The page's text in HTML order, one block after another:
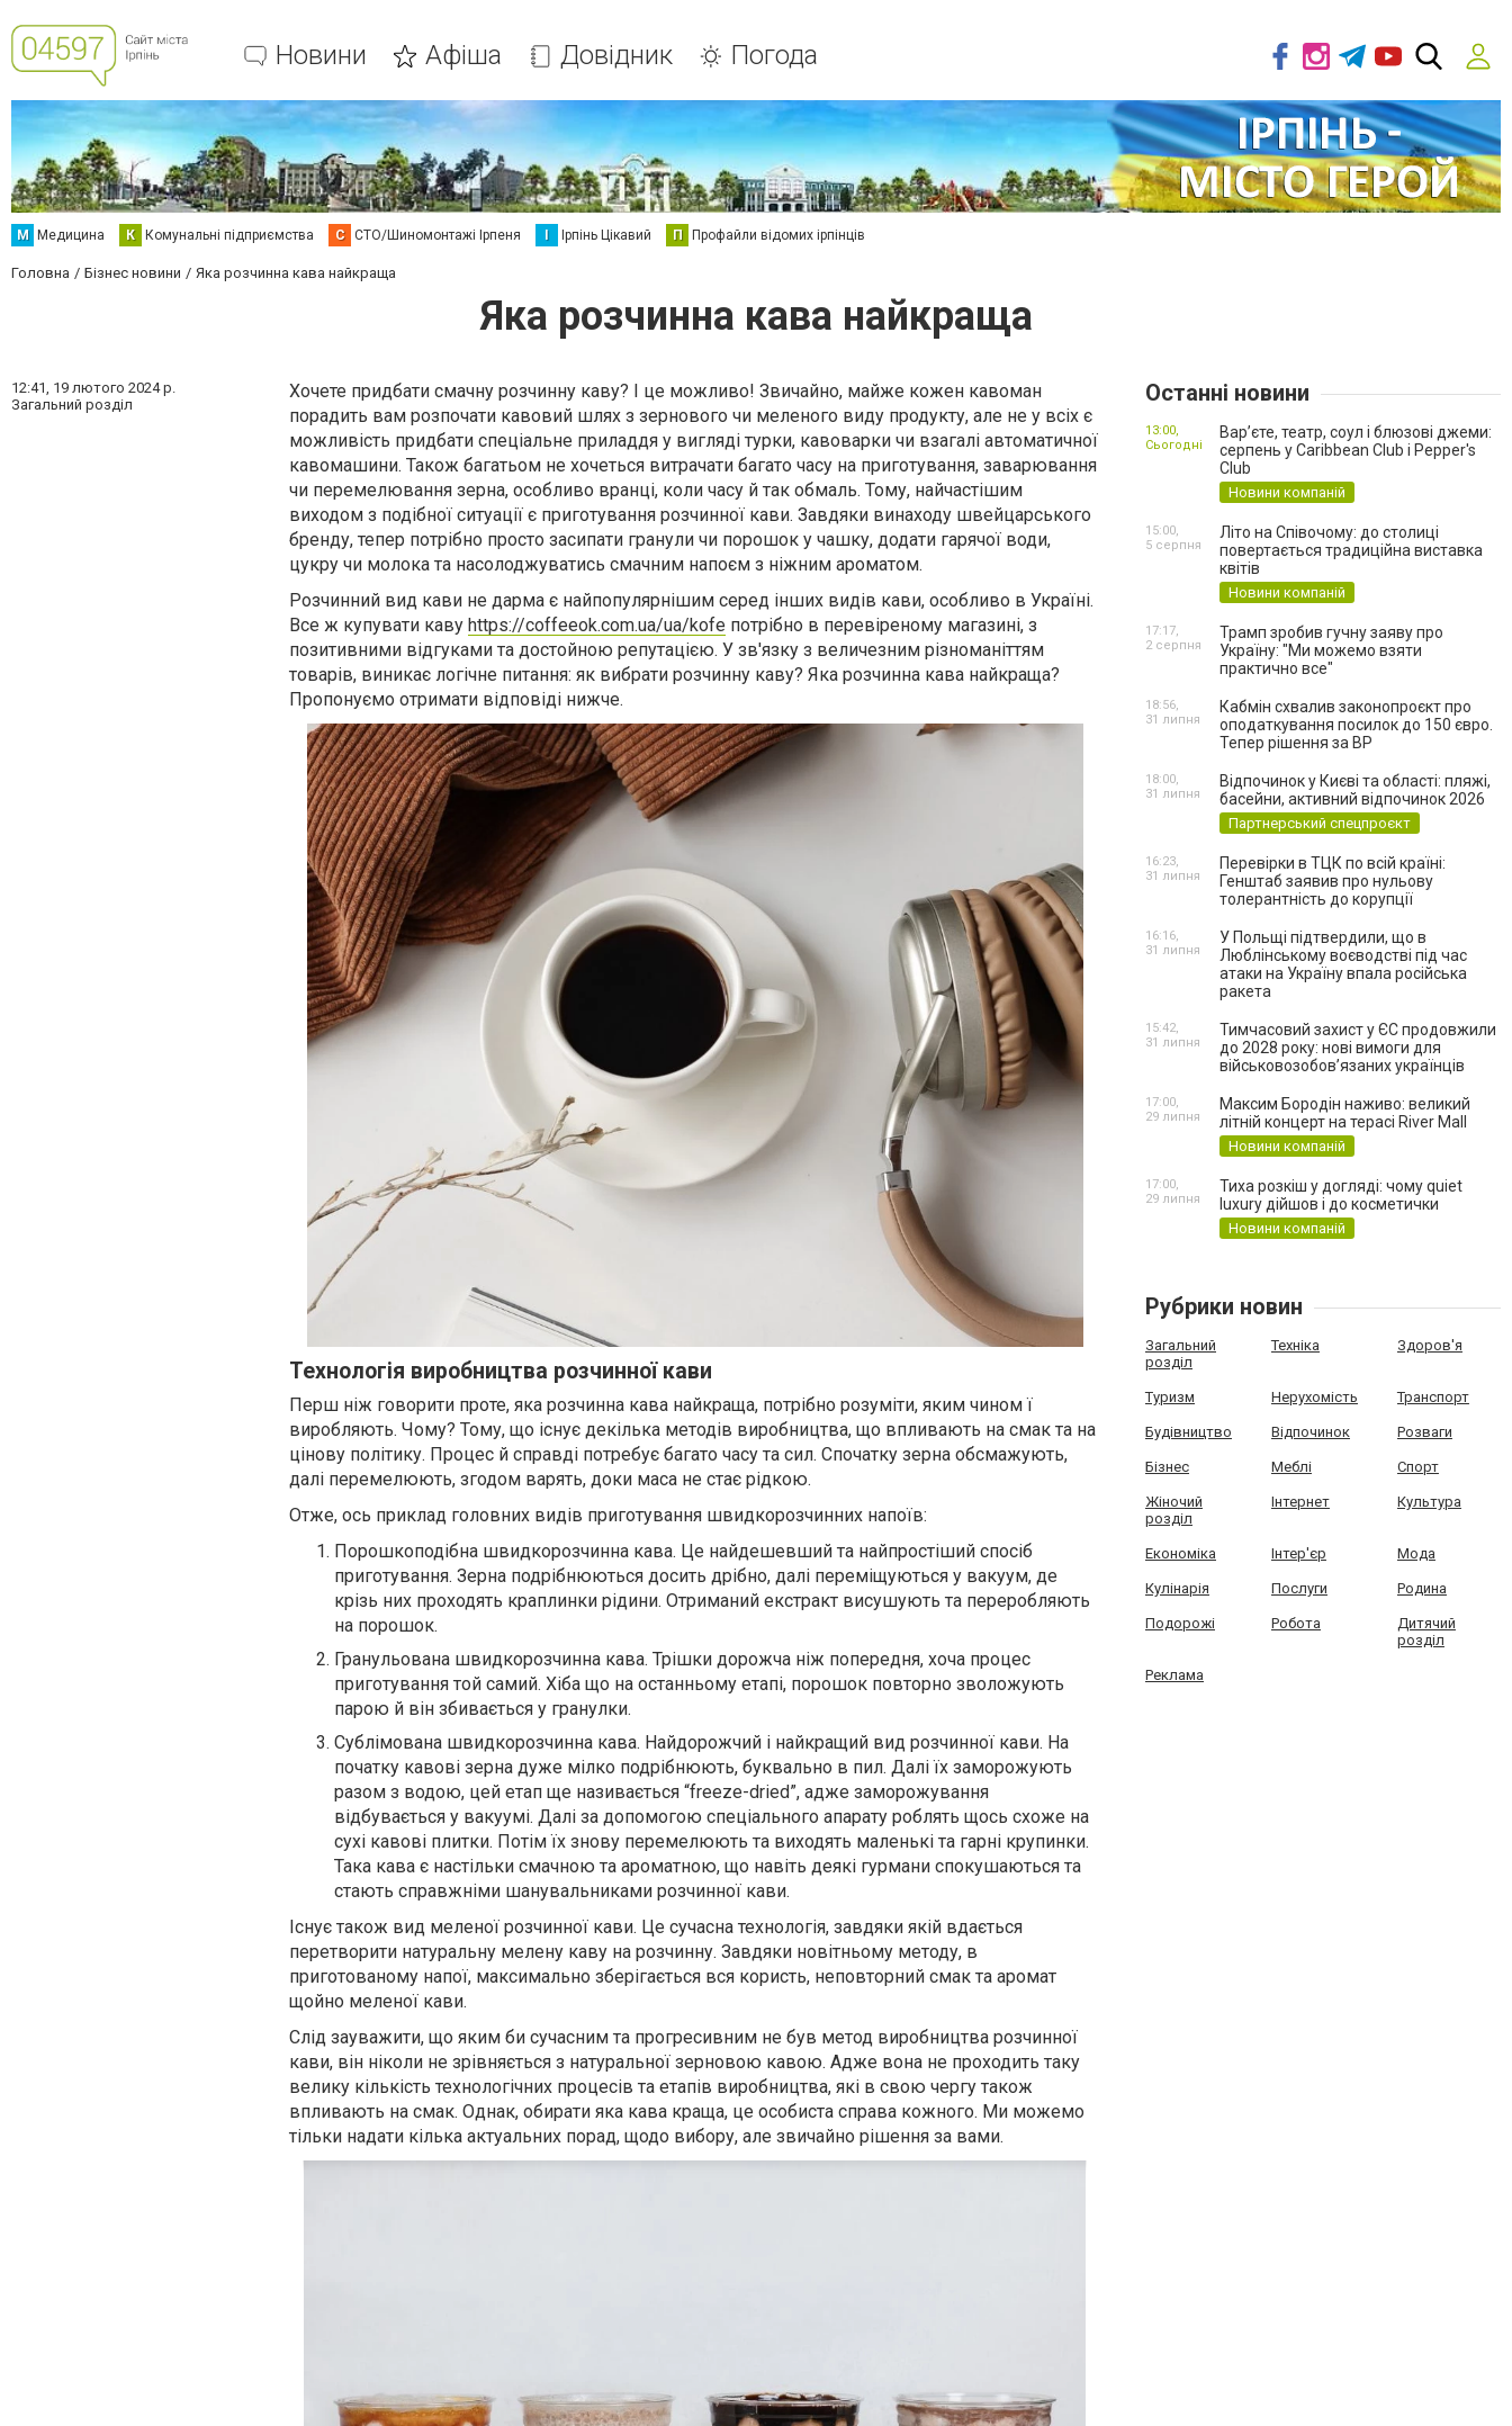
Новини Афіша Довідник Погода
М Медицина К Комунальні підприємства С СТО/Шиномонтажі Ірпеня І Ірпінь Цікавий П Профайли відомих ірпінців
Головна Бізнес новини Яка розчинна кава найкраща
Яка розчинна кава найкраща
12:41, 19 лютого 2024 р.
Загальний розділ
Хочете придбати смачну розчинну каву? І це можливо! Звичайно, майже кожен кавоман
порадить вам розпочати кавовий шлях з зернового чи меленого виду продукту, але не у всіх є
можливість придбати спеціальне приладдя у вигляді турки, кавоварки чи взагалі автоматичної
кавомашини. Також багатьом не хочеться витрачати багато часу на приготування, заварювання
чи перемелювання зерна, особливо вранці, коли часу й так обмаль. Тому, найчастішим
виходом з подібної ситуації є приготування розчинної кави. Завдяки винаходу швейцарського
бренду, тепер потрібно просто засипати гранули чи порошок у чашку, додати гарячої води,
цукру чи молока та насолоджуватись смачним напоєм з ніжним ароматом.
Розчинний вид кави не дарма є найпопулярнішим серед інших видів кави, особливо в Україні.
Все ж купувати каву https://coffeeok.com.ua/ua/kofe потрібно в перевіреному магазині, з
позитивними відгуками та достойною репутацією. У зв'язку з величезним різноманіттям
товарів, виникає логічне питання: як вибрати розчинну каву? Яка розчинна кава найкраща?
Пропонуємо отримати відповіді нижче.
Технологія виробництва розчинної кави
Перш ніж говорити проте, яка розчинна кава найкраща, потрібно розуміти, яким чином ї
виробляють. Чому? Тому, що існує декілька методів виробництва, що впливають на смак та на
цінову політику. Процес й справді потребує багато часу та сил. Спочатку зерна обсмажують,
далі перемелюють, згодом варять, доки маса не стає рідкою.
Отже, ось приклад головних видів приготування швидкорозчинних напоїв:
Порошкоподібна швидкорозчинна кава. Це найдешевший та найпростіший спосіб
приготування. Зерна подрібнюються досить дрібно, далі переміщуються у вакуум, де
крізь них проходять краплинки рідини. Отриманий екстракт висушують та переробляють
на порошок.
Гранульована швидкорозчинна кава. Трішки дорожча ніж попередня, хоча процес
приготування той самий. Хіба що на останньому етапі, порошок повторно зволожують
парою й він збивається у гранулки.
Сублімована швидкорозчинна кава. Найдорожчий і найкращий вид розчинної кави. На
початку кавові зерна дуже мілко подрібнюють, буквально в пил. Далі їх заморожують
разом з водою, цей етап ще називається “freeze-dried”, адже заморожування
відбувається у вакуумі. Далі за допомогою спеціального апарату роблять щось схоже на
сухі кавові плитки. Потім їх знову перемелюють та виходять маленькі та гарні крупинки.
Така кава є настільки смачною та ароматною, що навіть деякі гурмани спокушаються та
стають справжніми шанувальниками розчинної кави.
Існує також вид меленої розчинної кави. Це сучасна технологія, завдяки якій вдається
перетворити натуральну мелену каву на розчинну. Завдяки новітньому методу, в
приготованому напої, максимально зберігається вся користь, неповторний смак та аромат
щойно меленої кави.
Слід зауважити, що яким би сучасним та прогресивним не був метод виробництва розчинної
кави, він ніколи не зрівняється з натуральної зерновою кавою. Адже вона не проходить таку
велику кількість технологічних процесів та етапів виробництва, які в свою чергу також
впливають на смак. Однак, обирати яка кава краща, це особиста справа кожного. Ми можемо
тільки надати кілька актуальних порад, щодо вибору, але звичайно рішення за вами.
Останні новини
Вар’єте, театр, соул і блюзові джеми:
серпень у Caribbean Club і Pepper's
Club
Новини компаній
13:00,
Сьогодні
Літо на Співочому: до столиці
повертається традиційна виставка
квітів
Новини компаній
15:00,
5 серпня
Трамп зробив гучну заяву про
Україну: "Ми можемо взяти
практично все"
17:17,
2 серпня
Кабмін схвалив законопроєкт про
оподаткування посилок до 150 євро.
Тепер рішення за ВР
18:56,
31 липня
Відпочинок у Києві та області: пляжі,
басейни, активний відпочинок 2026
Партнерський спецпроєкт
18:00,
31 липня
Перевірки в ТЦК по всій країні:
Генштаб заявив про нульову
толерантність до корупції
16:23,
31 липня
У Польщі підтвердили, що в
Люблінському воєводстві під час
атаки на Україну впала російська
ракета
16:16,
31 липня
Тимчасовий захист у ЄС продовжили
до 2028 року: нові вимоги для
військовозобов’язаних українців
15:42,
31 липня
Максим Бородін наживо: великий
літній концерт на терасі River Mall
Новини компаній
17:00,
29 липня
Тиха розкіш у догляді: чому quiet
luxury дійшов і до косметички
Новини компаній
17:00,
29 липня
Рубрики новин
Загальний
розділ
Техніка Здоров'я
Туризм Нерухомість Транспорт
Будівництво Відпочинок Розваги
Бізнес Меблі Спорт
Жіночий
розділ
Інтернет Культура
Економіка Інтер'єр Мода
Кулінарія Послуги Родина
Подорожі Робота
Дитячий
розділ
Реклама